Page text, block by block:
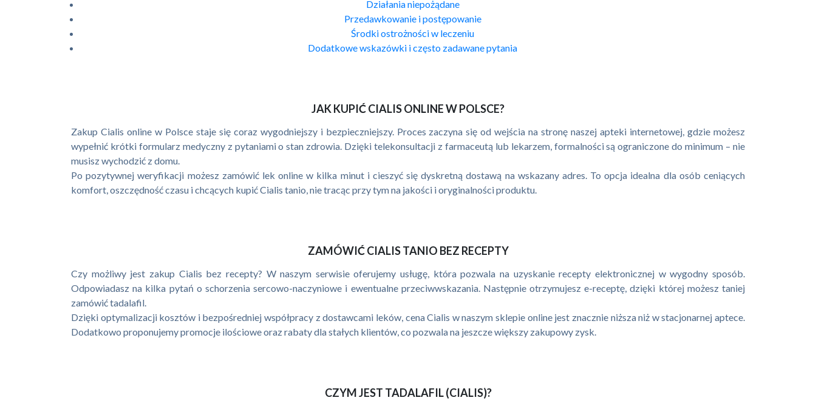
Działania niepożądane
Przedawkowanie i postępowanie
Środki ostrożności w leczeniu
Dodatkowe wskazówki i często zadawane pytania
JAK KUPIĆ CIALIS ONLINE W POLSCE?
Zakup Cialis online w Polsce staje się coraz wygodniejszy i bezpieczniejszy. Proces zaczyna się od wejścia na stronę naszej apteki internetowej, gdzie możesz
wypełnić krótki formularz medyczny z pytaniami o stan zdrowia. Dzięki telekonsultacji z farmaceutą lub lekarzem, formalności są ograniczone do minimum – nie
musisz wychodzić z domu.
Po pozytywnej weryfikacji możesz zamówić lek online w kilka minut i cieszyć się dyskretną dostawą na wskazany adres. To opcja idealna dla osób ceniących
komfort, oszczędność czasu i chcących kupić Cialis tanio, nie tracąc przy tym na jakości i oryginalności produktu.
ZAMÓWIĆ CIALIS TANIO BEZ RECEPTY
Czy możliwy jest zakup Cialis bez recepty? W naszym serwisie oferujemy usługę, która pozwala na uzyskanie recepty elektronicznej w wygodny sposób.
Odpowiadasz na kilka pytań o schorzenia sercowo-naczyniowe i ewentualne przeciwwskazania. Następnie otrzymujesz e-receptę, dzięki której możesz taniej
zamówić tadalafil.
Dzięki optymalizacji kosztów i bezpośredniej współpracy z dostawcami leków, cena Cialis w naszym sklepie online jest znacznie niższa niż w stacjonarnej aptece.
Dodatkowo proponujemy promocje ilościowe oraz rabaty dla stałych klientów, co pozwala na jeszcze większy zakupowy zysk.
CZYM JEST TADALAFIL (CIALIS)?